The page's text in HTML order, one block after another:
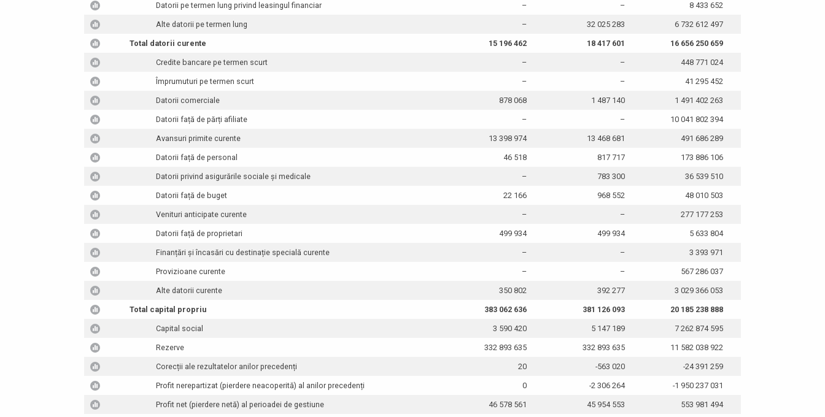
Datorii pe termen lung privind leasingul financiar – – 8 433 652
Alte datorii pe termen lung – 32 025 283 6 732 612 497
Total datorii curente 15 196 462 18 417 601 16 656 250 659
Credite bancare pe termen scurt – – 448 771 024
Împrumuturi pe termen scurt – – 41 295 452
Datorii comerciale 878 068 1 487 140 1 491 402 263
Datorii față de părți afiliate – – 10 041 802 394
Avansuri primite curente 13 398 974 13 468 681 491 686 289
Datorii față de personal 46 518 817 717 173 886 106
Datorii privind asigurările sociale și medicale – 783 300 36 539 510
Datorii față de buget 22 166 968 552 48 010 503
Venituri anticipate curente – – 277 177 253
Datorii față de proprietari 499 934 499 934 5 633 804
Finanțări și încasări cu destinație specială curente – – 3 393 971
Provizioane curente – – 567 286 037
Alte datorii curente 350 802 392 277 3 029 366 053
Total capital propriu 383 062 636 381 126 093 20 185 238 888
Capital social 3 590 420 5 147 189 7 262 874 595
Rezerve 332 893 635 332 893 635 11 582 038 922
Corecții ale rezultatelor anilor precedenți 20 -563 020 -24 391 259
Profit nerepartizat (pierdere neacoperită) al anilor precedenți 0 -2 306 264 -1 950 237 031
Profit net (pierdere netă) al perioadei de gestiune 46 578 561 45 954 553 553 981 494